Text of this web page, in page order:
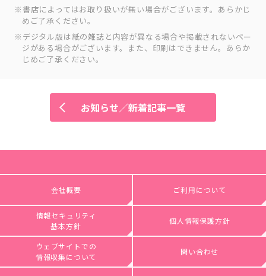
書店によってはお取り扱いが無い場合がございます。あらかじ
めご了承ください。
デジタル版は紙の雑誌と内容が異なる場合や掲載されないペー
ジがある場合がございます。また、印刷はできません。あらか
じめご了承ください。
お知らせ／新着記事一覧
会社概要 ご利用について
情報セキュリティ
基本方針
個人情報保護方針
ウェブサイトでの
情報収集について
問い合わせ